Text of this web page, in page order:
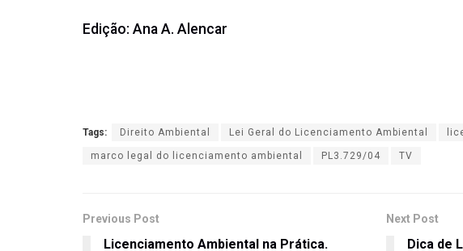
Edição: Ana A. Alencar
Tags: Direito Ambiental Lei Geral do Licenciamento Ambiental
marco legal do licenciamento ambiental PL3.729/04 TV
Previous Post
Licenciamento Ambiental na Prática.
Next Post
Dica de